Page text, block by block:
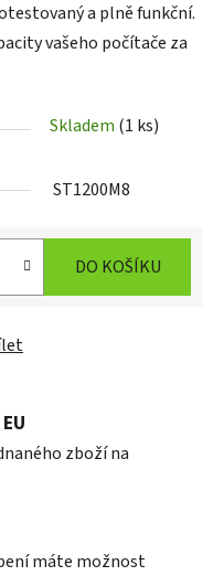
a plně funkční.
vašeho počítače za
Skladem (1 ks)
ST1200M8
DO KOŠÍKU
zboží na
máte možnost